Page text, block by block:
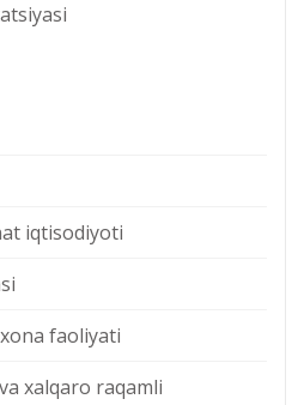
iqtisodiyoti
faoliyati
xalqaro raqamli